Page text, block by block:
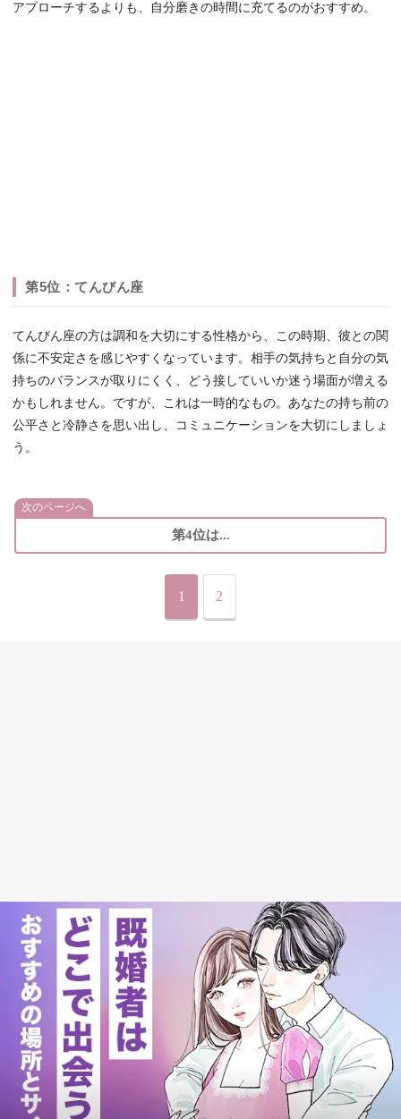
アプローチするよりも、自分磨きの時間に充てるのがおすすめ。
第5位：てんびん座
てんびん座の方は調和を大切にする性格から、この時期、彼との関
係に不安定さを感じやすくなっています。相手の気持ちと自分の気
持ちのバランスが取りにくく、どう接していいか迷う場面が増える
かもしれません。ですが、これは一時的なもの。あなたの持ち前の
公平さと冷静さを思い出し、コミュニケーションを大切にしましょ
う。
次のページへ
第4位は...
1 2